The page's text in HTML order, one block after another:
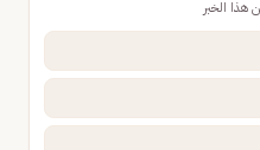
هذا الخبر